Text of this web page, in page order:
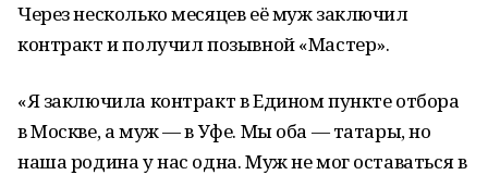
Через несколько месяцев её муж заключил
контракт и получил позывной «Мастер».
«Я заключила контракт в Едином пункте отбора
в Москве, а муж — в Уфе. Мы оба — татары, но
наша родина у нас одна. Муж не мог оставаться в